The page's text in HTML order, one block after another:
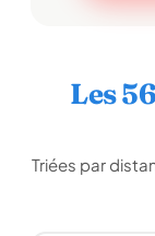
Les
Triées par